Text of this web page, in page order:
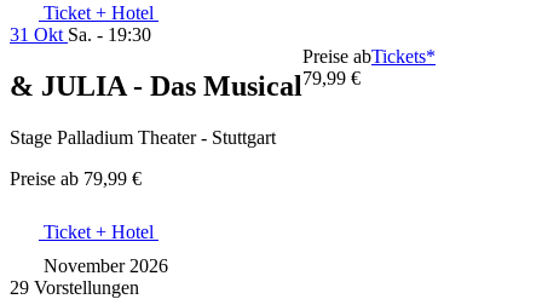
Ticket + Hotel
31 Okt Sa. - 19:30
& JULIA - Das Musical
Stage Palladium Theater - Stuttgart
Preise ab 79,99 €
Preise ab
79,99 €
Tickets*
Ticket + Hotel
November 2026
29 Vorstellungen